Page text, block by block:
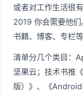
或者对工作生活很
2019 你会需要他们
书籍、博客、专栏
清单分几个类目：
坚果云；技术书推
版）》、《